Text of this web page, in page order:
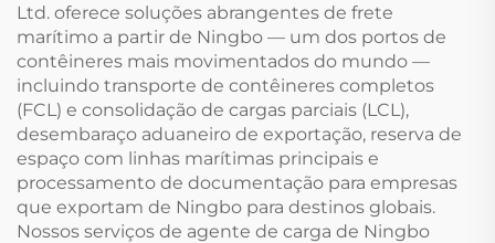
Ltd. oferece soluções abrangentes de frete
marítimo a partir de Ningbo — um dos portos de
contêineres mais movimentados do mundo —
incluindo transporte de contêineres completos
(FCL) e consolidação de cargas parciais (LCL),
desembaraço aduaneiro de exportação, reserva de
espaço com linhas marítimas principais e
processamento de documentação para empresas
que exportam de Ningbo para destinos globais.
Nossos serviços de agente de carga de Ningbo